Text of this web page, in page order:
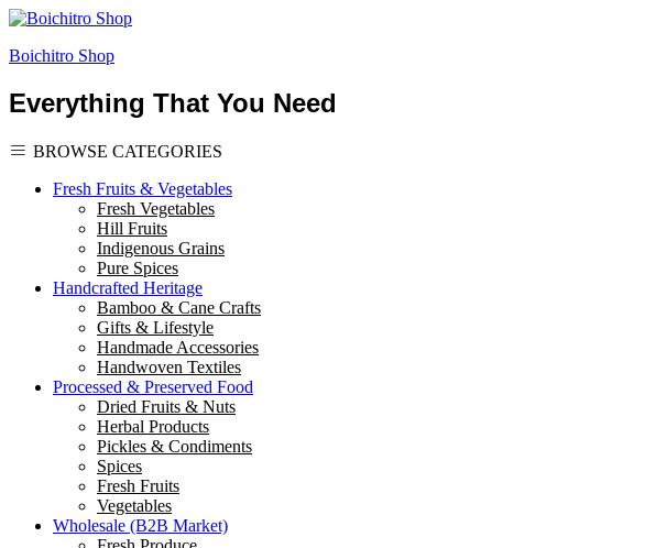
Boichitro Shop
Everything That You Need
BROWSE CATEGORIES
Fresh Fruits & Vegetables
Fresh Vegetables
Hill Fruits
Indigenous Grains
Pure Spices
Handcrafted Heritage
Bamboo & Cane Crafts
Gifts & Lifestyle
Handmade Accessories
Handwoven Textiles
Processed & Preserved Food
Dried Fruits & Nuts
Herbal Products
Pickles & Condiments
Spices
Fresh Fruits
Vegetables
Wholesale (B2B Market)